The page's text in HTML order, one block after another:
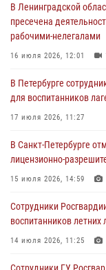
В Центральном районе
хулигана,
домами
06 августа 2026, 11:36
Сотрудники и
правопорядок при
06 августа 2026, 07:30
В Выборгском районе
разыскиваемый
05 августа 2026, 12:25
Петербургские
автомобиль, ранее
Ленобласти
В Ленинградской
пресечена
рабочими-нелегалами
16 июля 2026, 12:01
В Петербурге
для воспитанников
17 июля 2026, 11:27
В Санкт-Петербурге
лицензионно-
15 июля 2026, 14:59
Сотрудники
воспитанников летних
14 июля 2026, 11:25
Сотрудники ГУ